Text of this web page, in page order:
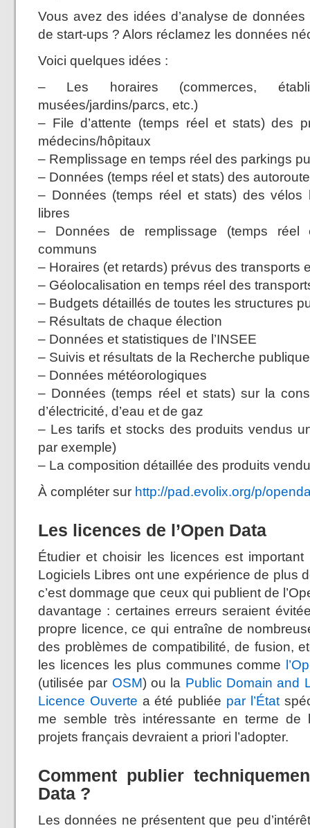
Vous avez des idées d’analyse de
de start-ups ? Alors réclamez les données
Voici quelques idées :
– Les horaires (commerces,
musées/jardins/parcs, etc.)
– File d’attente (temps réel et stats) des
médecins/hôpitaux
– Remplissage en temps réel des parkings
– Données (temps réel et stats) des
– Données (temps réel et stats) des vélos
libres
– Données de remplissage (temps
communs
– Horaires (et retards) prévus des transports
– Géolocalisation en temps réel des
– Budgets détaillés de toutes les structures
– Résultats de chaque élection
– Données et statistiques de l’INSEE
– Suivis et résultats de la Recherche
– Données météorologiques
– Données (temps réel et stats) sur la
d’électricité, d’eau et de gaz
– Les tarifs et stocks des produits vendus
par exemple)
– La composition détaillée des produits
À compléter sur http://pad.evolix.org/p/
Les licences de l’Open Data
Étudier et choisir les licences est
Logiciels Libres ont une expérience de plus
c’est dommage que ceux qui publient de
davantage : certaines erreurs seraient
propre licence, ce qui entraîne de
des problèmes de compatibilité, de fusion,
les licences les plus communes comme
(utilisée par OSM) ou la Public Domain and
Licence Ouverte a été publiée par l’État
me semble très intéressante en terme de
projets français devraient a priori l’adopter.
Comment publier
Data ?
Les données ne présentent que peu